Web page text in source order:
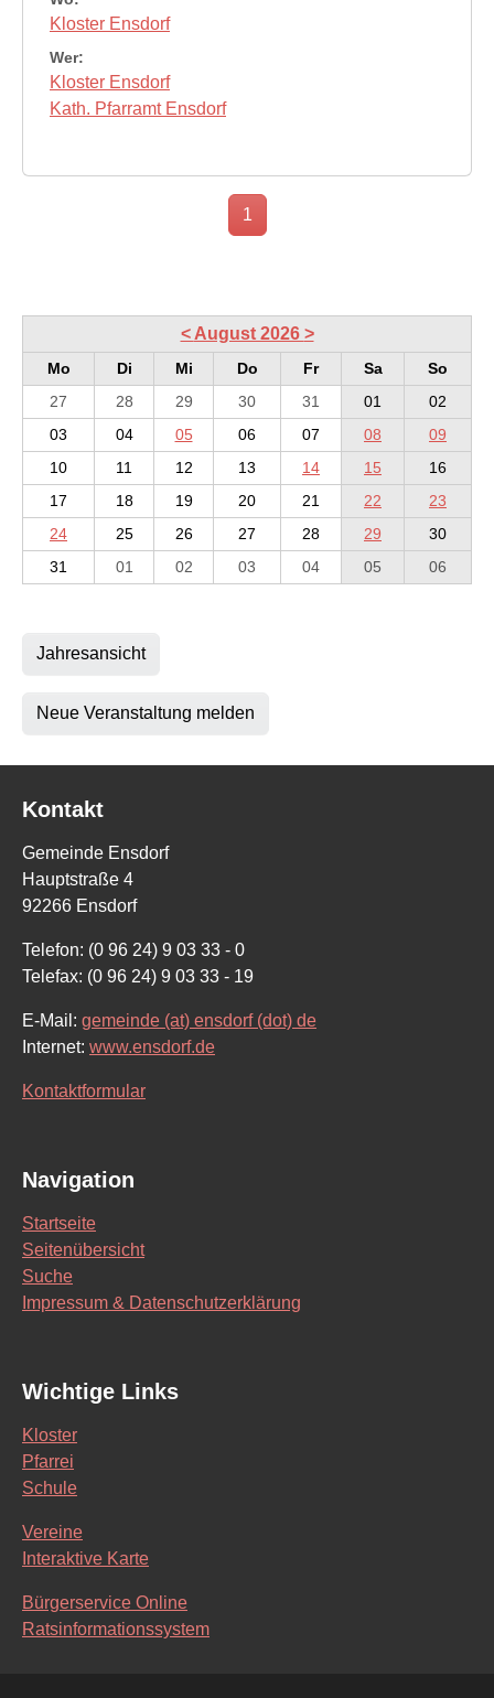
Kloster Ensdorf
Wer:
Kloster Ensdorf
Kath. Pfarramt Ensdorf
1
< August 2026 >
Mo Di Mi Do Fr Sa
So
27
28 29 30 31 01
02
03
04 05 06 07 08
09
10
11 12 13 14 15
16
17
18 19 20 21 22
23
24
25 26 27 28 29
30
31
01 02 03 04 05 06
Jahresansicht
Neue Veranstaltung melden
Kontakt
Gemeinde Ensdorf
Hauptstraße 4
92266 Ensdorf
Telefon: (0 96 24) 9 03 33 - 0
Telefax: (0 96 24) 9 03 33 - 19
E-Mail: gemeinde (at) ensdorf (dot) de
Internet: www.ensdorf.de
Kontaktformular
Navigation
Startseite
Seitenübersicht
Suche
Impressum & Datenschutzerklärung
Wichtige Links
Kloster
Pfarrei
Schule
Vereine
Interaktive Karte
Bürgerservice Online
Ratsinformationssystem